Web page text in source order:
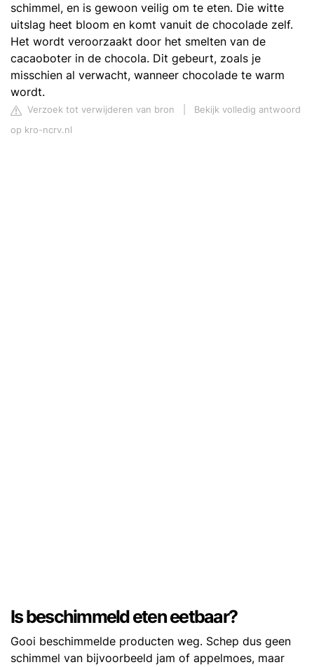
schimmel, en is gewoon veilig om te eten. Die witte
uitslag heet bloom en komt vanuit de chocolade zelf.
Het wordt veroorzaakt door het smelten van de
cacaoboter in de chocola. Dit gebeurt, zoals je
misschien al verwacht, wanneer chocolade te warm
wordt.
Verzoek tot verwijderen van bron
Bekijk volledig antwoord
op kro-ncrv.nl
Is beschimmeld eten eetbaar?
Gooi beschimmelde producten weg. Schep dus geen
schimmel van bijvoorbeeld jam of appelmoes, maar